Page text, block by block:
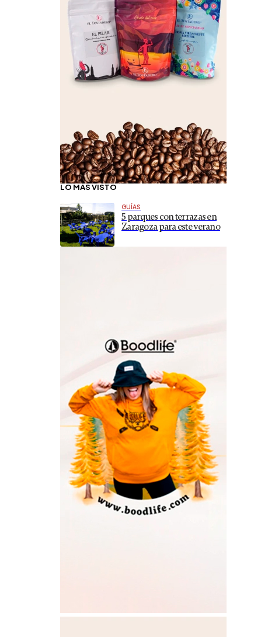
LO MÁS VISTO
GUÍAS
5 parques con terrazas en
Zaragoza para este verano